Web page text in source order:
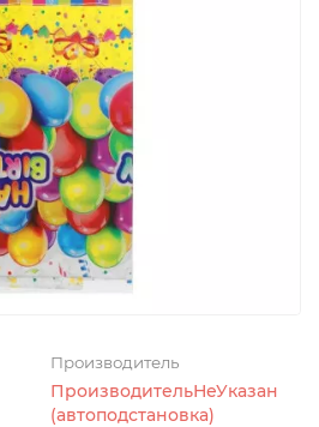
Производитель
ПроизводительНеУказан
(автоподстановка)